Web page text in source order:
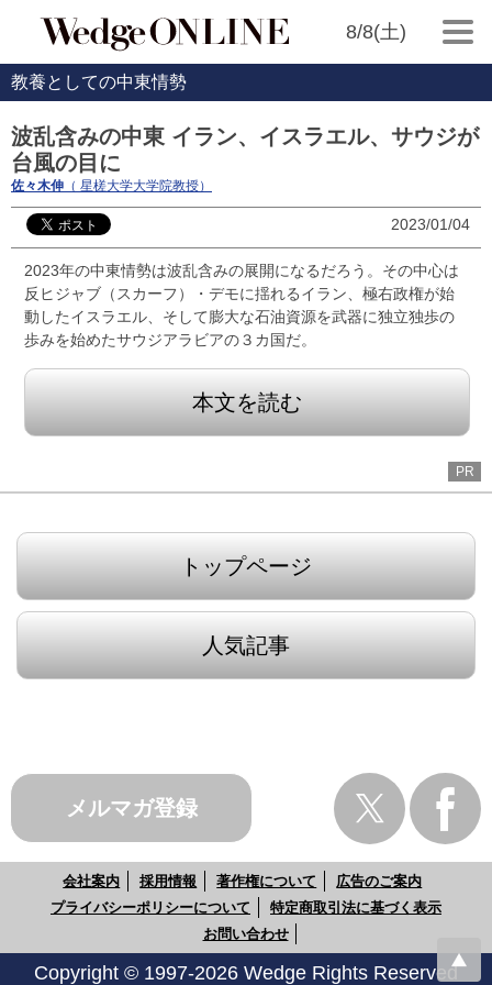
8/8(土)
教養としての中東情勢
波乱含みの中東 イラン、イスラエル、サウジが
台風の目に
佐々木伸 （ 星槎大学大学院教授）
2023/01/04
2023年の中東情勢は波乱含みの展開になるだろう。その中心は
反ヒジャブ（スカーフ）・デモに揺れるイラン、極右政権が始
動したイスラエル、そして膨大な石油資源を武器に独立独歩の
歩みを始めたサウジアラビアの３カ国だ。
本文を読む
PR
トップページ
人気記事
メルマガ登録
会社案内 採用情報 著作権について
広告のご案内
プライバシーポリシーについて
特定商取引法に基づく表示
お問い合わせ
Copyright © 1997-2026 Wedge Rights Reserved